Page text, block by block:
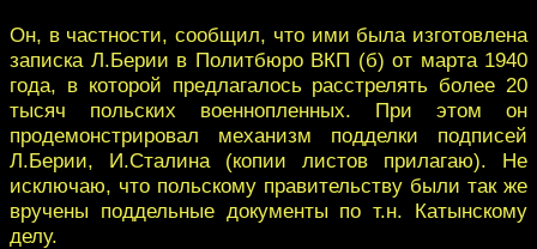
Он, в частности, сообщил, что ими была изготовлена
записка Л.Берии в Политбюро ВКП (б) от марта 1940
года, в которой предлагалось расстрелять более 20
тысяч польских военнопленных. При этом он
продемонстрировал механизм подделки подписей
Л.Берии, И.Сталина (копии листов прилагаю). Не
исключаю, что польскому правительству были так же
вручены поддельные документы по т.н. Катынскому
делу.